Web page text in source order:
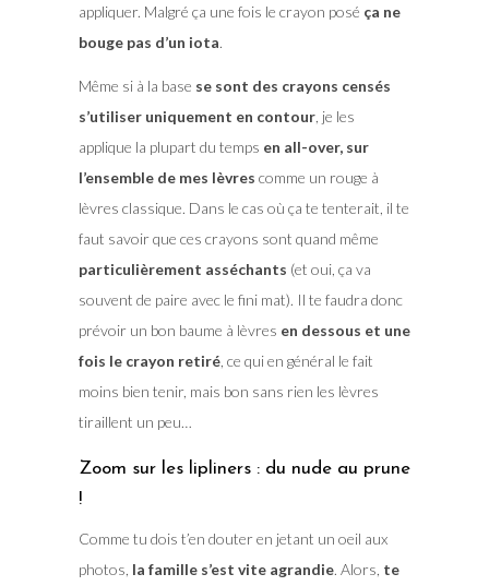
appliquer. Malgré ça une fois le crayon posé ça ne
bouge pas d’un iota.
Même si à la base se sont des crayons censés
s’utiliser uniquement en contour, je les
applique la plupart du temps en all-over, sur
l’ensemble de mes lèvres comme un rouge à
lèvres classique. Dans le cas où ça te tenterait, il te
faut savoir que ces crayons sont quand même
particulièrement asséchants (et oui, ça va
souvent de paire avec le fini mat). Il te faudra donc
prévoir un bon baume à lèvres en dessous et une
fois le crayon retiré, ce qui en général le fait
moins bien tenir, mais bon sans rien les lèvres
tiraillent un peu…
Zoom sur les lipliners : du nude au prune
!
Comme tu dois t’en douter en jetant un oeil aux
photos, la famille s’est vite agrandie. Alors, te